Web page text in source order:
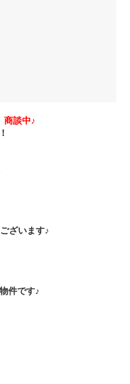
商談中♪
ざいます♪
件です♪